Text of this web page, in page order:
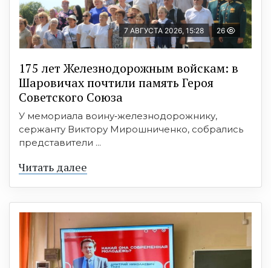
7 АВГУСТА 2026, 15:28 26
175 лет Железнодорожным войскам: в
Шаровичах почтили память Героя
Советского Союза
У мемориала воину‑железнодорожнику,
сержанту Виктору Мирошниченко, собрались
представители ...
Читать далее